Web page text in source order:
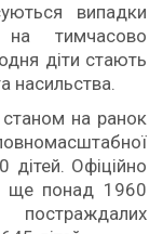
випадки
на тимчасово
діти стають
насильства.
на ранок
дітей. Офіційно
ще понад 1960